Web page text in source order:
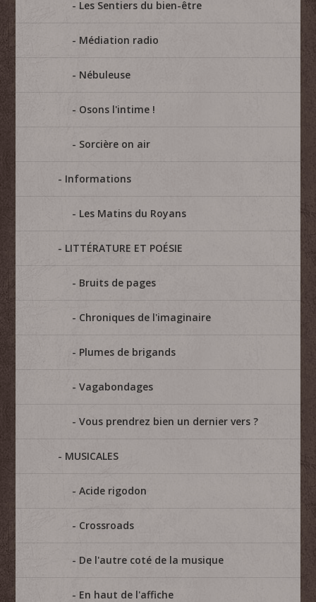
Les Sentiers du bien-être
Médiation radio
Nébuleuse
Osons l'intime !
Sorcière on air
Informations
Les Matins du Royans
LITTÉRATURE ET POÉSIE
Bruits de pages
Chroniques de l'imaginaire
Plumes de brigands
Vagabondages
Vous prendrez bien un dernier vers ?
MUSICALES
Acide rigodon
Crossroads
De l'autre coté de la musique
En haut de l'affiche